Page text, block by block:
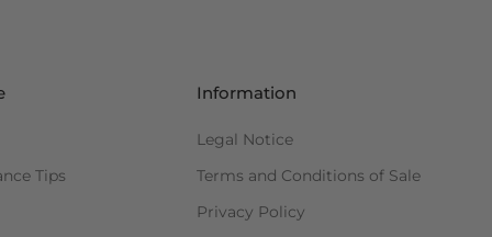
Tips
Information
Legal Notice
Terms and Conditions of Sale
Privacy Policy